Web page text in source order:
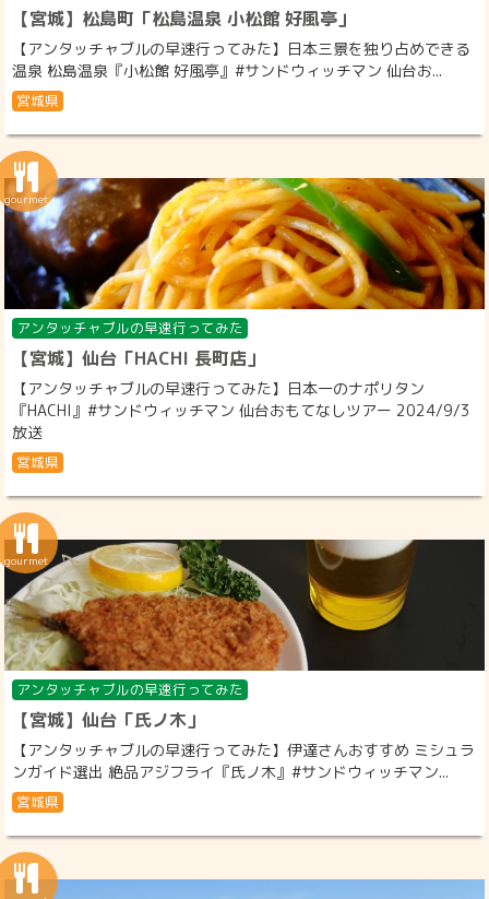
【宮城】松島町「松島温泉 小松館 好風亭」
【アンタッチャブルの早速行ってみた】日本三景を独り占めできる
温泉 松島温泉『小松館 好風亭』#サンドウィッチマン 仙台お...
宮城県
アンタッチャブルの早速行ってみた
【宮城】仙台「HACHI 長町店」
【アンタッチャブルの早速行ってみた】日本一のナポリタン
『HACHI』#サンドウィッチマン 仙台おもてなしツアー 2024/9/3
放送
宮城県
アンタッチャブルの早速行ってみた
【宮城】仙台「氏ノ木」
【アンタッチャブルの早速行ってみた】伊達さんおすすめ ミシュラ
ンガイド選出 絶品アジフライ『氏ノ木』#サンドウィッチマン...
宮城県